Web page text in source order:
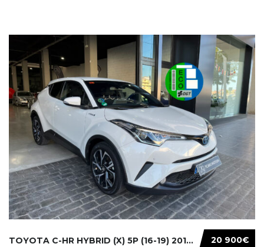
20 900€
TOYOTA C-HR HYBRID (X) 5P (16-19) 2019...